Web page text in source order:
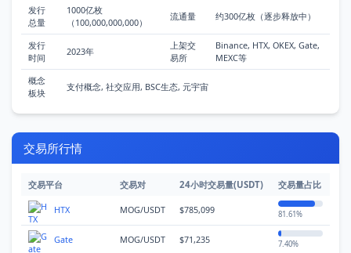
首
页
行
情
快
讯
发行
总量
1000亿枚
（100,000,000,000）
流通量 约300亿枚（逐步释放中）
发行
时间
2023年
上架交
易所
Binance, HTX, OKEX, Gate,
MEXC等
概念
板块
支付概念, 社交应用, BSC生态, 元宇宙
交易所行情
交易平台 交易对 24小时交易量(USDT) 交易量占比
HTX MOG/USDT $785,099 81.61%
Gate MOG/USDT $71,235 7.40%